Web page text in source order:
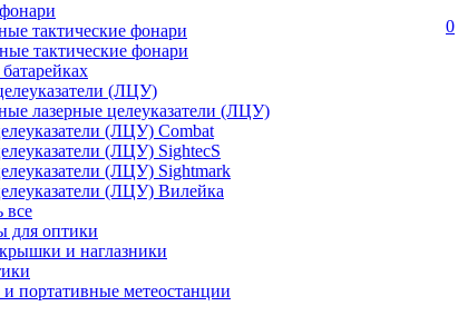
тактические фонари
тактические фонари
(ЛЦУ)
лазерные целеуказатели (ЛЦУ)
(ЛЦУ) Combat
(ЛЦУ) SightecS
(ЛЦУ) Sightmark
(ЛЦУ) Вилейка
все
для оптики
и наглазники
портативные метеостанции
0